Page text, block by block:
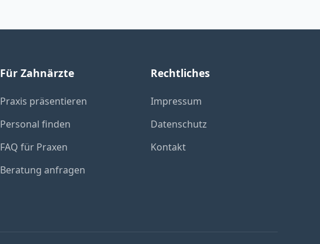
Für Zahnärzte
Praxis präsentieren
Personal finden
FAQ für Praxen
Beratung anfragen
Rechtliches
Impressum
Datenschutz
Kontakt